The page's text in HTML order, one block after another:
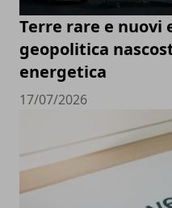
Terre rare e
geopolitica
energetica
17/07/2026